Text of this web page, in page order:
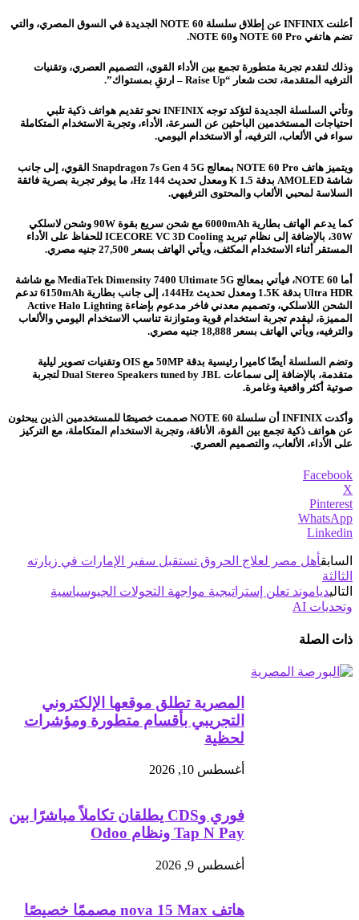
أعلنت INFINIX عن إطلاق سلسلة NOTE 60 الجديدة في السوق المصري، والتي
تضم هاتفي NOTE 60 Pro وNOTE 60.
وذلك لتقدم تجربة متطورة تجمع بين الأداء القوي، التصميم العصري، وتقنيات
الترفيه المتقدمة، تحت شعار “Raise Up – ارتقِ بمستواك”.
وتأتي السلسلة الجديدة لتؤكد توجه INFINIX نحو تقديم هواتف ذكية تلبي
احتياجات المستخدمين الباحثين عن السرعة، الأداء، وتجربة الاستخدام المتكاملة
سواء في الألعاب، الترفيه، أو الاستخدام اليومي.
ويتميز هاتف NOTE 60 Pro بمعالج Snapdragon 7s Gen 4 5G القوي، إلى جانب
شاشة AMOLED بدقة 1.5 K ومعدل تحديث 144 Hz، ما يوفر تجربة بصرية فائقة
السلاسة لمحبي الألعاب والمحتوى الترفيهي.
كما يدعم الهاتف بطارية 6000mAh مع شحن سريع بقوة 90W وشحن لاسلكي
30W، بالإضافة إلى نظام تبريد ICECORE VC 3D Cooling للحفاظ على الأداء
المستقر أثناء الاستخدام المكثف، ويأتي الهاتف بسعر 27,500 جنيه مصري.
أما NOTE 60، فيأتي بمعالج MediaTek Dimensity 7400 Ultimate 5G مع شاشة
Ultra HDR بدقة 1.5K ومعدل تحديث 144Hz، إلى جانب بطارية 6150mAh تدعم
الشحن اللاسلكي، وتصميم معدني فاخر مدعوم بإضاءة Active Halo Lighting
المميزة، ليقدم تجربة استخدام قوية ومتوازنة تناسب الاستخدام اليومي والألعاب
والترفيه، ويأتي الهاتف بسعر 18,888 جنيه مصري.
وتضم السلسلة أيضًا كاميرا رئيسية بدقة 50MP مع OIS وتقنيات تصوير ليلية
متقدمة، بالإضافة إلى سماعات Dual Stereo Speakers tuned by JBL لتجربة
صوتية أكثر واقعية وغامرة.
وأكدت INFINIX أن سلسلة NOTE 60 صممت خصيصًا للمستخدمين الذين يبحثون
عن هواتف ذكية تجمع بين القوة، الأناقة، وتجربة الاستخدام المتكاملة، مع التركيز
على الأداء، الألعاب، والتصميم العصري.
Facebook
X
Pinterest
WhatsApp
Linkedin
السابقأهل مصر لعلاج الحروق تستقبل سفير الإمارات في زيارته
الثالثة
التاليدياموند تعلن إستراتيجية مواجهة التحولات الجيوسياسية
وتحديات AI
ذات الصلة
المصرية تطلق موقعها الإلكتروني
التجريبي بأقسام متطورة ومؤشرات
لحظية
أغسطس 10, 2026
فوري وCDS يطلقان تكاملاً مباشرًا بين
Tap N Pay ونظام Odoo
أغسطس 9, 2026
هاتف nova 15 Max مصممًا خصيصًا